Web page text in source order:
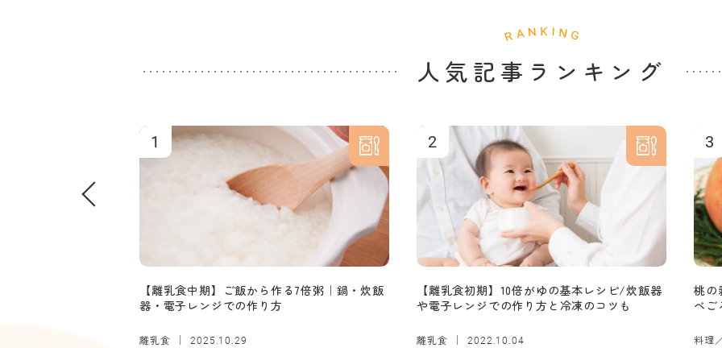
人気記事ランキング
1
【離乳食中期】ご飯から作る7倍粥｜鍋・炊飯
器・電子レンジでの作り方
離乳食 2025.10.29
2
【離乳食初期】10倍がゆの基本レシピ/炊飯器
や電子レンジでの作り方と冷凍のコツも
離乳食 2022.10.04
3
桃の
べご
料理